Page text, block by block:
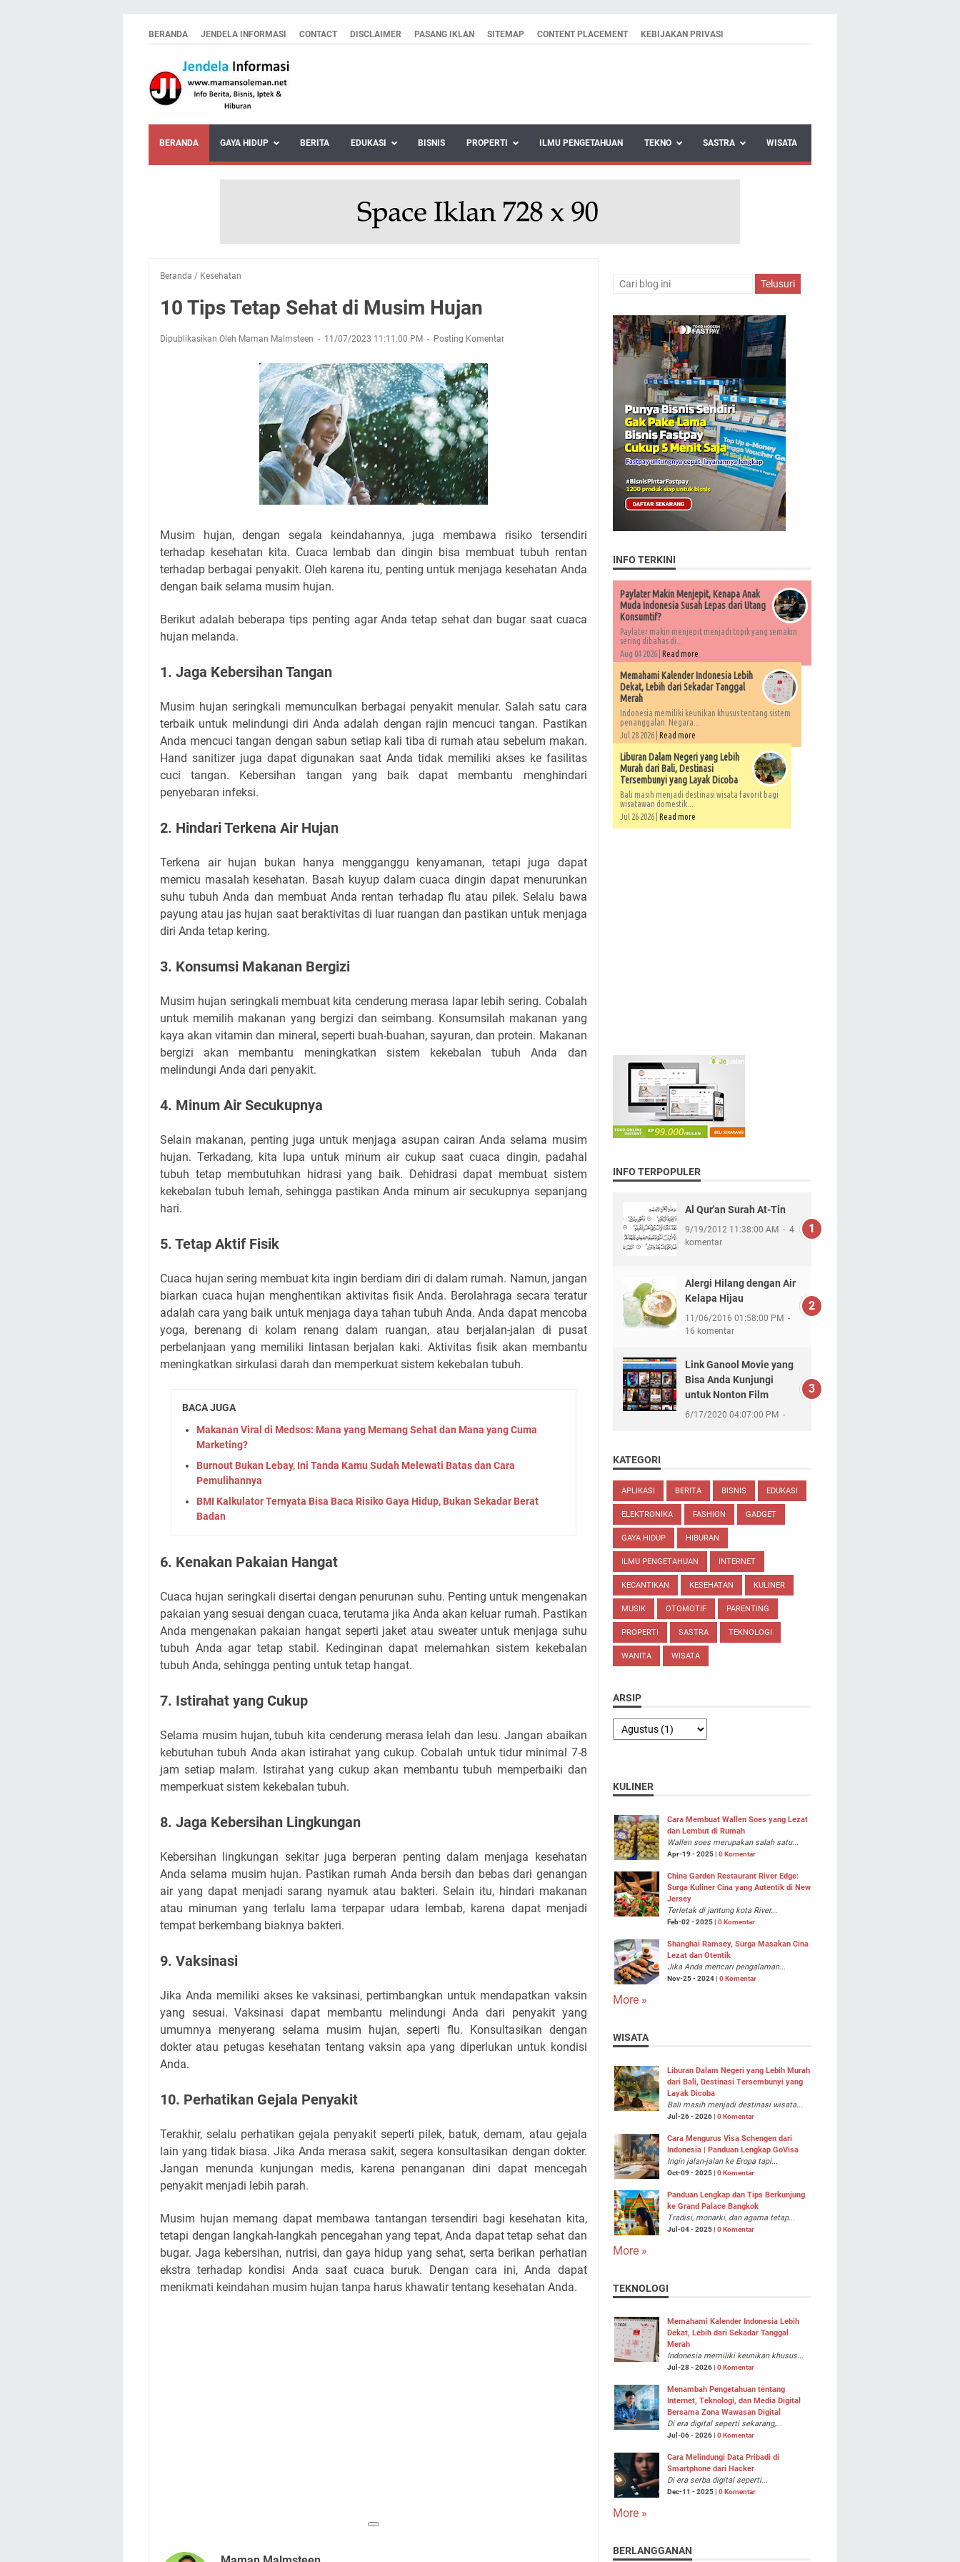
BERANDA JENDELA INFORMASI CONTACT DISCLAIMER PASANG IKLAN SITEMAP CONTENT PLACEMENT KEBIJAKAN PRIVASI
BERANDA GAYA HIDUP BERITA EDUKASI BISNIS PROPERTI ILMU PENGETAHUAN TEKNO SASTRA WISATA
Beranda / Kesehatan
10 Tips Tetap Sehat di Musim Hujan
Dipublikasikan Oleh Maman Malmsteen 11/07/2023 11:11:00 PM Posting Komentar
Musim hujan, dengan segala keindahannya, juga membawa risiko tersendiri
terhadap kesehatan kita. Cuaca lembab dan dingin bisa membuat tubuh rentan
terhadap berbagai penyakit. Oleh karena itu, penting untuk menjaga kesehatan Anda
dengan baik selama musim hujan.
Berikut adalah beberapa tips penting agar Anda tetap sehat dan bugar saat cuaca
hujan melanda.
1. Jaga Kebersihan Tangan
Musim hujan seringkali memunculkan berbagai penyakit menular. Salah satu cara
terbaik untuk melindungi diri Anda adalah dengan rajin mencuci tangan. Pastikan
Anda mencuci tangan dengan sabun setiap kali tiba di rumah atau sebelum makan.
Hand sanitizer juga dapat digunakan saat Anda tidak memiliki akses ke fasilitas
cuci tangan. Kebersihan tangan yang baik dapat membantu menghindari
penyebaran infeksi.
2. Hindari Terkena Air Hujan
Terkena air hujan bukan hanya mengganggu kenyamanan, tetapi juga dapat
memicu masalah kesehatan. Basah kuyup dalam cuaca dingin dapat menurunkan
suhu tubuh Anda dan membuat Anda rentan terhadap flu atau pilek. Selalu bawa
payung atau jas hujan saat beraktivitas di luar ruangan dan pastikan untuk menjaga
diri Anda tetap kering.
3. Konsumsi Makanan Bergizi
Musim hujan seringkali membuat kita cenderung merasa lapar lebih sering. Cobalah
untuk memilih makanan yang bergizi dan seimbang. Konsumsilah makanan yang
kaya akan vitamin dan mineral, seperti buah-buahan, sayuran, dan protein. Makanan
bergizi akan membantu meningkatkan sistem kekebalan tubuh Anda dan
melindungi Anda dari penyakit.
4. Minum Air Secukupnya
Selain makanan, penting juga untuk menjaga asupan cairan Anda selama musim
hujan. Terkadang, kita lupa untuk minum air cukup saat cuaca dingin, padahal
tubuh tetap membutuhkan hidrasi yang baik. Dehidrasi dapat membuat sistem
kekebalan tubuh lemah, sehingga pastikan Anda minum air secukupnya sepanjang
hari.
5. Tetap Aktif Fisik
Cuaca hujan sering membuat kita ingin berdiam diri di dalam rumah. Namun, jangan
biarkan cuaca hujan menghentikan aktivitas fisik Anda. Berolahraga secara teratur
adalah cara yang baik untuk menjaga daya tahan tubuh Anda. Anda dapat mencoba
yoga, berenang di kolam renang dalam ruangan, atau berjalan-jalan di pusat
perbelanjaan yang memiliki lintasan berjalan kaki. Aktivitas fisik akan membantu
meningkatkan sirkulasi darah dan memperkuat sistem kekebalan tubuh.
BACA JUGA
Makanan Viral di Medsos: Mana yang Memang Sehat dan Mana yang Cuma
Marketing?
Burnout Bukan Lebay, Ini Tanda Kamu Sudah Melewati Batas dan Cara
Pemulihannya
BMI Kalkulator Ternyata Bisa Baca Risiko Gaya Hidup, Bukan Sekadar Berat
Badan
6. Kenakan Pakaian Hangat
Cuaca hujan seringkali disertai dengan penurunan suhu. Penting untuk mengenakan
pakaian yang sesuai dengan cuaca, terutama jika Anda akan keluar rumah. Pastikan
Anda mengenakan pakaian hangat seperti jaket atau sweater untuk menjaga suhu
tubuh Anda agar tetap stabil. Kedinginan dapat melemahkan sistem kekebalan
tubuh Anda, sehingga penting untuk tetap hangat.
7. Istirahat yang Cukup
Selama musim hujan, tubuh kita cenderung merasa lelah dan lesu. Jangan abaikan
kebutuhan tubuh Anda akan istirahat yang cukup. Cobalah untuk tidur minimal 7-8
jam setiap malam. Istirahat yang cukup akan membantu tubuh memperbaiki dan
memperkuat sistem kekebalan tubuh.
8. Jaga Kebersihan Lingkungan
Kebersihan lingkungan sekitar juga berperan penting dalam menjaga kesehatan
Anda selama musim hujan. Pastikan rumah Anda bersih dan bebas dari genangan
air yang dapat menjadi sarang nyamuk atau bakteri. Selain itu, hindari makanan
atau minuman yang terlalu lama terpapar udara lembab, karena dapat menjadi
tempat berkembang biaknya bakteri.
9. Vaksinasi
Jika Anda memiliki akses ke vaksinasi, pertimbangkan untuk mendapatkan vaksin
yang sesuai. Vaksinasi dapat membantu melindungi Anda dari penyakit yang
umumnya menyerang selama musim hujan, seperti flu. Konsultasikan dengan
dokter atau petugas kesehatan tentang vaksin apa yang diperlukan untuk kondisi
Anda.
10. Perhatikan Gejala Penyakit
Terakhir, selalu perhatikan gejala penyakit seperti pilek, batuk, demam, atau gejala
lain yang tidak biasa. Jika Anda merasa sakit, segera konsultasikan dengan dokter.
Jangan menunda kunjungan medis, karena penanganan dini dapat mencegah
penyakit menjadi lebih parah.
Musim hujan memang dapat membawa tantangan tersendiri bagi kesehatan kita,
tetapi dengan langkah-langkah pencegahan yang tepat, Anda dapat tetap sehat dan
bugar. Jaga kebersihan, nutrisi, dan gaya hidup yang sehat, serta berikan perhatian
ekstra terhadap kondisi Anda saat cuaca buruk. Dengan cara ini, Anda dapat
menikmati keindahan musim hujan tanpa harus khawatir tentang kesehatan Anda.
INFO TERKINI
Paylater Makin Menjepit, Kenapa Anak
Muda Indonesia Susah Lepas dari Utang
Konsumtif?
Paylater makin menjepit menjadi topik yang semakin
sering dibahas di...
Aug 04 2026 | Read more
Memahami Kalender Indonesia Lebih
Dekat, Lebih dari Sekadar Tanggal
Merah
Indonesia memiliki keunikan khusus tentang sistem
penanggalan. Negara...
Jul 28 2026 | Read more
Liburan Dalam Negeri yang Lebih
Murah dari Bali, Destinasi
Tersembunyi yang Layak Dicoba
Bali masih menjadi destinasi wisata favorit bagi
wisatawan domestik...
Jul 26 2026 | Read more
INFO TERPOPULER
Al Qur'an Surah At-Tin
9/19/2012 11:38:00 AM
4
komentar
Alergi Hilang dengan Air
Kelapa Hijau
11/06/2016 01:58:00 PM
16 komentar
Link Ganool Movie yang
Bisa Anda Kunjungi
untuk Nonton Film
6/17/2020 04:07:00 PM
KATEGORI
APLIKASI BERITA BISNIS EDUKASI
ELEKTRONIKA FASHION GADGET
GAYA HIDUP HIBURAN
ILMU PENGETAHUAN INTERNET
KECANTIKAN KESEHATAN KULINER
MUSIK OTOMOTIF PARENTING
PROPERTI SASTRA TEKNOLOGI
WANITA WISATA
ARSIP
KULINER
Cara Membuat Wallen Soes yang Lezat
dan Lembut di Rumah
Wallen soes merupakan salah satu...
Apr-19 - 2025 | 0 Komentar
China Garden Restaurant River Edge:
Surga Kuliner Cina yang Autentik di New
Jersey
Terletak di jantung kota River...
Feb-02 - 2025 | 0 Komentar
Shanghai Ramsey, Surga Masakan Cina
Lezat dan Otentik
Jika Anda mencari pengalaman...
Nov-25 - 2024 | 0 Komentar
More »
WISATA
Liburan Dalam Negeri yang Lebih Murah
dari Bali, Destinasi Tersembunyi yang
Layak Dicoba
Bali masih menjadi destinasi wisata...
Jul-26 - 2026 | 0 Komentar
Cara Mengurus Visa Schengen dari
Indonesia | Panduan Lengkap GoVisa
Ingin jalan-jalan ke Eropa tapi...
Oct-09 - 2025 | 0 Komentar
Panduan Lengkap dan Tips Berkunjung
ke Grand Palace Bangkok
Tradisi, monarki, dan agama tetap...
Jul-04 - 2025 | 0 Komentar
More »
TEKNOLOGI
Memahami Kalender Indonesia Lebih
Dekat, Lebih dari Sekadar Tanggal
Merah
Indonesia memiliki keunikan khusus...
Jul-28 - 2026 | 0 Komentar
Menambah Pengetahuan tentang
Internet, Teknologi, dan Media Digital
Bersama Zona Wawasan Digital
Di era digital seperti sekarang,...
Jul-06 - 2026 | 0 Komentar
Cara Melindungi Data Pribadi di
Smartphone dari Hacker
Di era serba digital seperti...
Dec-11 - 2025 | 0 Komentar
More »
BERLANGGANAN